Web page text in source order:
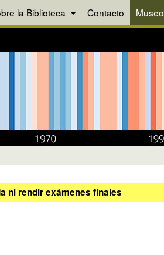
la Biblioteca Contacto Museo
ni rendir exámenes finales